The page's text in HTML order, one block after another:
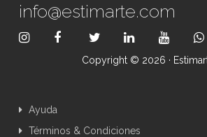
info@estimarte.com
Copyright © 2026 ·
Ayuda
Términos & Condiciones